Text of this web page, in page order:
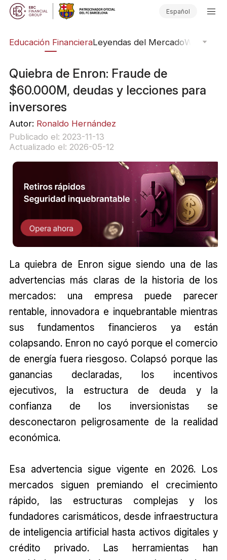
Español
Educación FinancieraLeyendas del MercadoWebinars
Quiebra de Enron: Fraude de
$60.000M, deudas y lecciones para
inversores
Autor: Ronaldo Hernández
Publicado el: 2023-11-13
Actualizado el: 2026-05-12
La quiebra de Enron sigue siendo una de las
advertencias más claras de la historia de los
mercados: una empresa puede parecer
rentable, innovadora e inquebrantable mientras
sus fundamentos financieros ya están
colapsando. Enron no cayó porque el comercio
de energía fuera riesgoso. Colapsó porque las
ganancias declaradas, los incentivos
ejecutivos, la estructura de deuda y la
confianza de los inversionistas se
desconectaron peligrosamente de la realidad
económica.
Esa advertencia sigue vigente en 2026. Los
mercados siguen premiando el crecimiento
rápido, las estructuras complejas y los
fundadores carismáticos, desde infraestructura
de inteligencia artificial hasta activos digitales y
crédito privado. Las herramientas han